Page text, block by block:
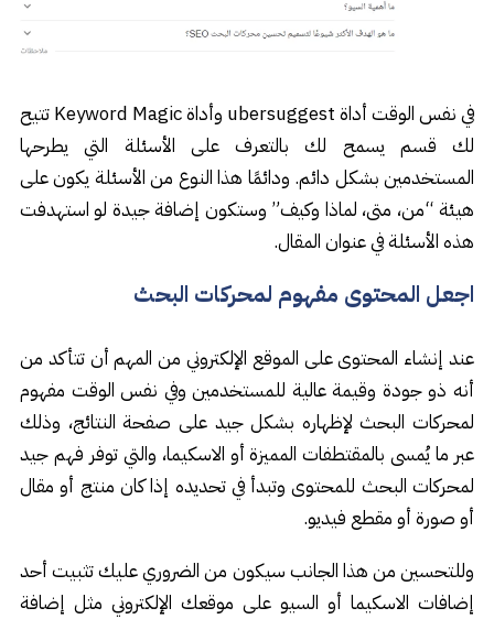
في نفس الوقت أداة ubersuggest وأداة Keyword Magic تتيح
لك قسم يسمح لك بالتعرف على الأسئلة التي يطرحها
المستخدمين بشكل دائم. ودائمًا هذا النوع من الأسئلة يكون على
هيئة “من، متى، لماذا وكيف” وستكون إضافة جيدة لو استهدفت
هذه الأسئلة في عنوان المقال.
اجعل المحتوى مفهوم لمحركات البحث
عند إنشاء المحتوى على الموقع الإلكتروني من المهم أن تتأكد من
أنه ذو جودة وقيمة عالية للمستخدمين وفي نفس الوقت مفهوم
لمحركات البحث لإظهاره بشكل جيد على صفحة النتائج، وذلك
عبر ما يُمسى بالمقتطفات المميزة أو الاسكيما، والتي توفر فهم جيد
لمحركات البحث للمحتوى وتبدأ في تحديده إذا كان منتج أو مقال
أو صورة أو مقطع فيديو.
وللتحسين من هذا الجانب سيكون من الضروري عليك تثبيت أحد
إضافات الاسكيما أو السيو على موقعك الإلكتروني مثل إضافة